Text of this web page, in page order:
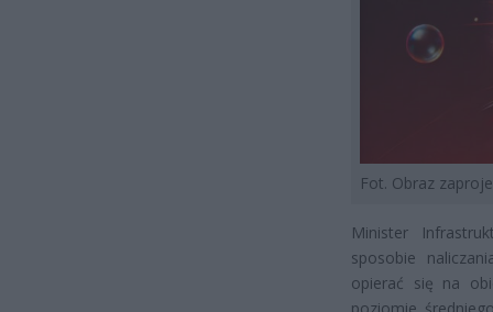
Fot. Obraz
Minister
sposobie
opierać się na